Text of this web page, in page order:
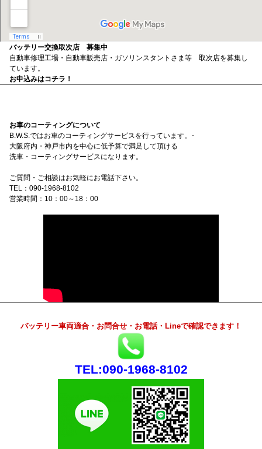
バッテリー交換取次店 募集中
自動車修理工場・自動車販売店・ガソリンスタントさま等 取次店を募集し
ています。
お申込みはコチラ！
お車のコーティングについて
B.W.S.ではお車のコーティングサービスを行っています。･
大阪府内・神戸市内を中心に低予算で満足して頂ける
洗車・コーティングサービスになります。
ご質問・ご相談はお気軽にお電話下さい。
TEL：090-1968-8102
営業時間：10：00～18：00
バッテリー車両適合・お問合せ・お電話・Lineで確認できます！
TEL:090-1968-8102